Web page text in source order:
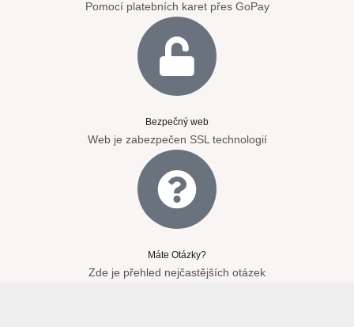
Pomocí platebních karet přes GoPay
Bezpečný web
Web je zabezpečen SSL technologií
Máte Otázky?
Zde je přehled nejčastějších otázek